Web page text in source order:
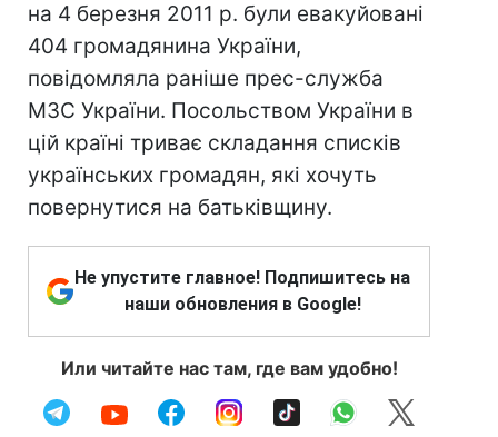
на 4 березня 2011 р. були евакуйовані
404 громадянина України,
повідомляла раніше прес-служба
МЗС України. Посольством України в
цій країні триває складання списків
українських громадян, які хочуть
повернутися на батьківщину.
Не упустите главное! Подпишитесь на
наши обновления в Google!
Или читайте нас там, где вам удобно!